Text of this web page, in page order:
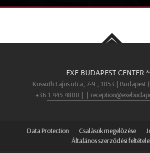
EXE BUDAPEST CENTER
Kossuth Lajos utca, 7-9 , 1053 | Budapest (
+36 1 445 4800 | |
Data Protection Csalások megelőzése
Általános szerződési